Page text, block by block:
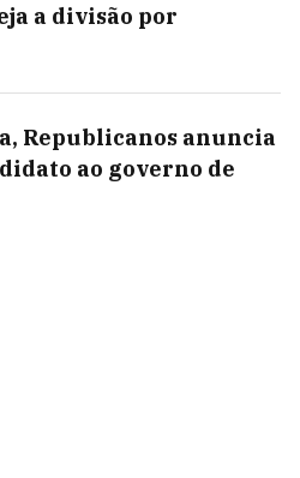
a divisão por
Republicanos anuncia
ao governo de